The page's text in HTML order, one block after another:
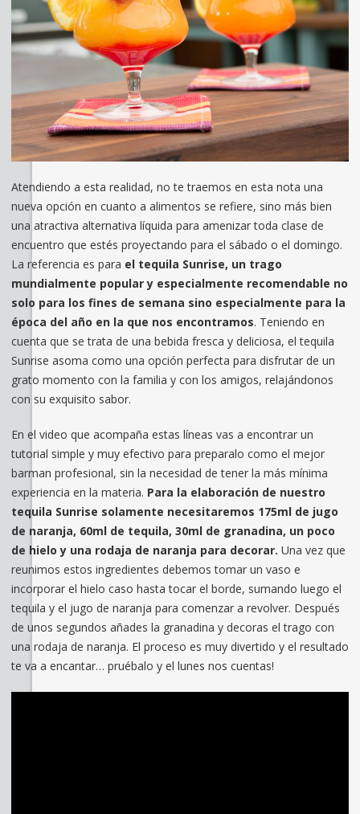
Atendiendo a esta realidad, no te traemos en esta nota una
nueva opción en cuanto a alimentos se refiere, sino más bien
una atractiva alternativa líquida para amenizar toda clase de
encuentro que estés proyectando para el sábado o el domingo.
La referencia es para el tequila Sunrise, un trago
mundialmente popular y especialmente recomendable no
solo para los fines de semana sino especialmente para la
época del año en la que nos encontramos. Teniendo en
cuenta que se trata de una bebida fresca y deliciosa, el tequila
Sunrise asoma como una opción perfecta para disfrutar de un
grato momento con la familia y con los amigos, relajándonos
con su exquisito sabor.
En el video que acompaña estas líneas vas a encontrar un
tutorial simple y muy efectivo para preparalo como el mejor
barman profesional, sin la necesidad de tener la más mínima
experiencia en la materia. Para la elaboración de nuestro
tequila Sunrise solamente necesitaremos 175ml de jugo
de naranja, 60ml de tequila, 30ml de granadina, un poco
de hielo y una rodaja de naranja para decorar. Una vez que
reunimos estos ingredientes debemos tomar un vaso e
incorporar el hielo caso hasta tocar el borde, sumando luego el
tequila y el jugo de naranja para comenzar a revolver. Después
de unos segundos añades la granadina y decoras el trago con
una rodaja de naranja. El proceso es muy divertido y el resultado
te va a encantar… pruébalo y el lunes nos cuentas!